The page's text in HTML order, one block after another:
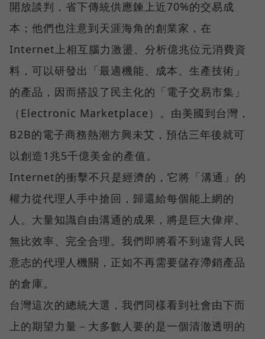
開放談判，省下傳統供應鍊上近70%的交易成
本；他們也注意到天涯海角的創業家，在
Internet上相互腦力激盪、分析億兆位元消費資
料，可以研發出「最適機能、成本、生產技術」
的產品，因而搭設了民主化的「電子交易市集」
（Electronic Marketplace）。由美國到台灣，
B2B的電子商務熱潮方興未艾，預估三年後就可
以創造1兆5千億美金的產值。
Internet的衝擊不只是經濟的，它將「溝通」的
權力從代理人手中搶回，歸還給每個能上網的
人。大量知識自由溝通的成果，將是巨大偉岸、
無比效率、完全合理。我們即將看不到違背人民
意志的代理人機關，正如不再需要儲存滯銷產品
的倉庫。
台灣這次的總統大選，我們同樣看到社會由下而
上的期望力量－大多數人要的是一個清澈透明的